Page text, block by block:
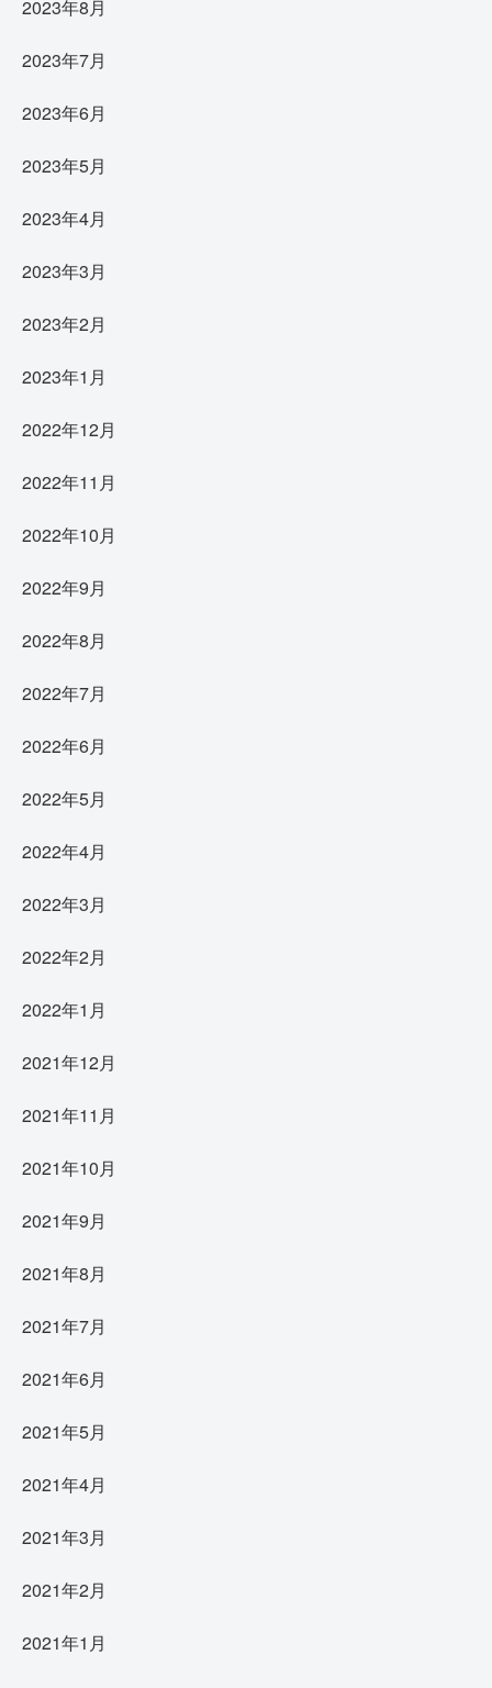
2023年8月
2023年7月
2023年6月
2023年5月
2023年4月
2023年3月
2023年2月
2023年1月
2022年12月
2022年11月
2022年10月
2022年9月
2022年8月
2022年7月
2022年6月
2022年5月
2022年4月
2022年3月
2022年2月
2022年1月
2021年12月
2021年11月
2021年10月
2021年9月
2021年8月
2021年7月
2021年6月
2021年5月
2021年4月
2021年3月
2021年2月
2021年1月